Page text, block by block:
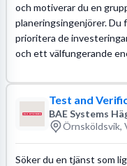
och motiverar du en
planeringsingenjörer. Du
prioritera de
och ett välfungerande
Test and
BAE Systems
Örnsköldsvik,
Söker du en tjänst som